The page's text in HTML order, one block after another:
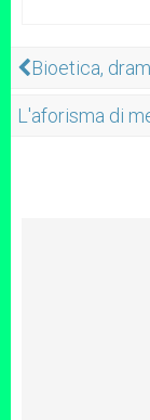
Bioetica,
L'aforisma di